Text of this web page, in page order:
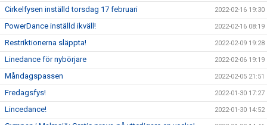
Cirkelfysen inställd torsdag 17 februari 2022-02-16 19:30
PowerDance inställd ikväll! 2022-02-16 08:19
Restriktionerna släppta! 2022-02-09 19:28
Linedance för nybörjare 2022-02-06 19:19
Måndagspassen 2022-02-05 21:51
Fredagsfys! 2022-01-30 17:27
Lincedance! 2022-01-30 14:52